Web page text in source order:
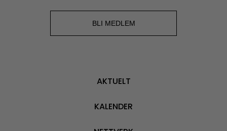
BLI MEDLEM
AKTUELT
KALENDER